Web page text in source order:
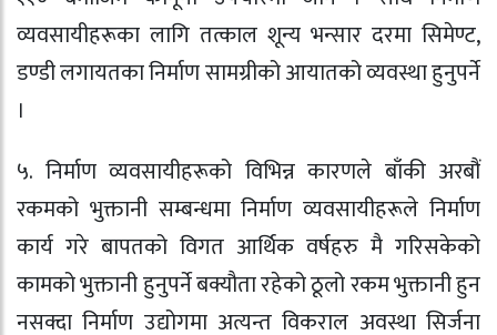
व्यवसायीहरूका लागि तत्काल शून्य भन्सार दरमा सिमेण्ट,
डण्डी लगायतका निर्माण सामग्रीको आयातको व्यवस्था हुनुपर्ने
।
५. निर्माण व्यवसायीहरूको विभिन्न कारणले बाँकी अरबौं
रकमको भुक्तानी सम्बन्धमा निर्माण व्यवसायीहरूले निर्माण
कार्य गरे बापतको विगत आर्थिक वर्षहरु मै गरिसकेको
कामको भुक्तानी हुनुपर्ने बक्यौता रहेको ठूलो रकम भुक्तानी हुन
नसक्दा निर्माण उद्योगमा अत्यन्त विकराल अवस्था सिर्जना